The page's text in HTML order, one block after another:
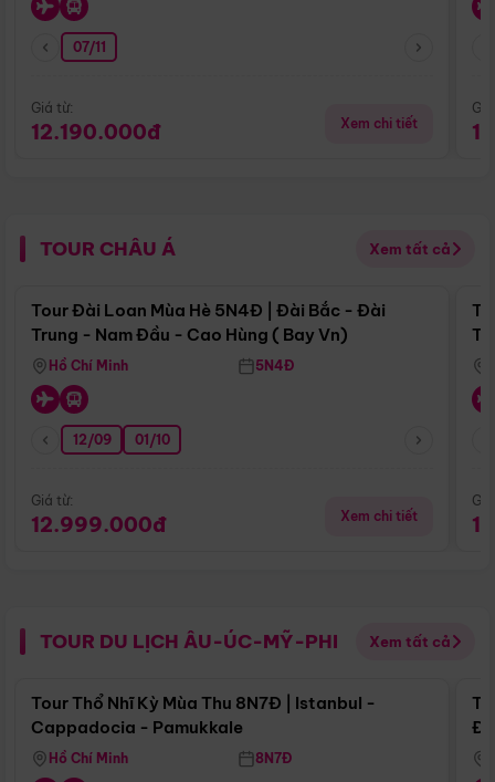
07/11
Giá từ:
12.190.000đ Xem chi tiết
TOUR CHÂU Á Xem tất cả
Điểm nổi bật
Tour Đài Loan Mùa Hè 5N4Đ | Đài Bắc - Đài
Trung - Nam Đầu - Cao Hùng ( Bay Vn)
Hồ Chí Minh 5N4Đ
12/09 01/10
Giá từ:
12.999.000đ Xem chi tiết
TOUR DU LỊCH ÂU-ÚC-MỸ-PHI Xem tất cả
Điểm nổi bật
Tour Thổ Nhĩ Kỳ Mùa Thu 8N7Đ | Istanbul -
Cappadocia - Pamukkale
Hồ Chí Minh 8N7Đ